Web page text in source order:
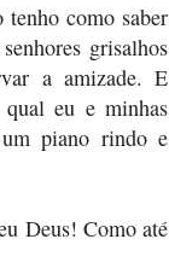
tenho como saber
grisalhos
a amizade. E
eu e minhas
um piano rindo e
Deus! Como até